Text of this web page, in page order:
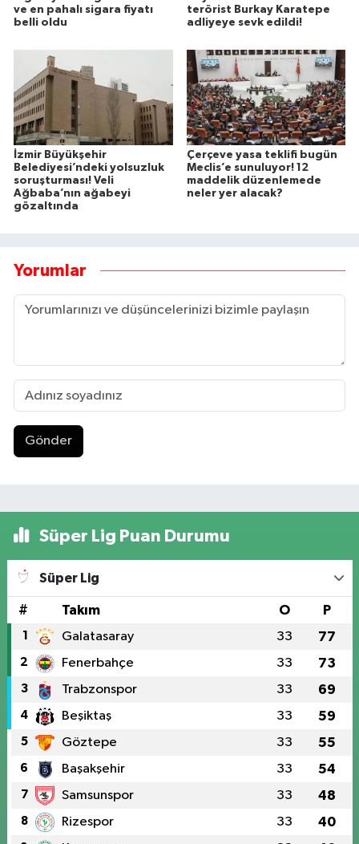
ve en pahalı sigara fiyatı
belli oldu
terörist Burkay Karatepe
adliyeye sevk edildi!
İzmir Büyükşehir
Belediyesi’ndeki yolsuzluk
soruşturması! Veli
Ağbaba’nın ağabeyi
gözaltında
Çerçeve yasa teklifi bugün
Meclis’e sunuluyor! 12
maddelik düzenlemede
neler yer alacak?
Yorumlar
Gönder
Süper Lig Puan Durumu
Süper Lig
# Takım O P
1 Galatasaray 33 77
2 Fenerbahçe 33 73
3 Trabzonspor 33 69
4 Beşiktaş 33 59
5 Göztepe 33 55
6 Başakşehir 33 54
7 Samsunspor 33 48
8 Rizespor 33 40